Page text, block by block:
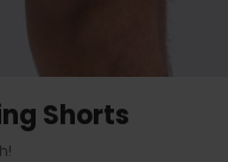
Shorts